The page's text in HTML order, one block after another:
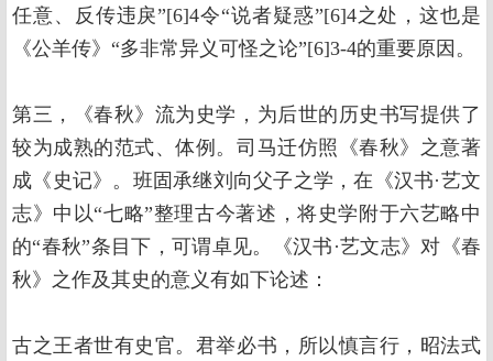
任意、反传违戾”[6]4令“说者疑惑”[6]4之处，这也是
《公羊传》“多非常异义可怪之论”[6]3-4的重要原因。
第三，《春秋》流为史学，为后世的历史书写提供了
较为成熟的范式、体例。司马迁仿照《春秋》之意著
成《史记》。班固承继刘向父子之学，在《汉书·艺文
志》中以“七略”整理古今著述，将史学附于六艺略中
的“春秋”条目下，可谓卓见。《汉书·艺文志》对《春
秋》之作及其史的意义有如下论述：
古之王者世有史官。君举必书，所以慎言行，昭法式